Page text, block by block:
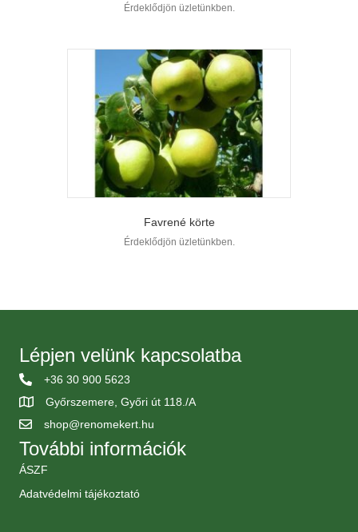
Érdeklődjön üzletünkben.
Favrené körte
Érdeklődjön üzletünkben.
Lépjen velünk kapcsolatba
+36 30 900 5623
Győrszemere, Győri út 118./A
shop@renomekert.hu
További információk
ÁSZF
Adatvédelmi tájékoztató